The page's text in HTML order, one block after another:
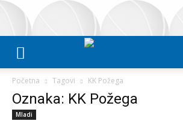
Početna Tagovi KK Požega
Oznaka: KK Požega
Mladi